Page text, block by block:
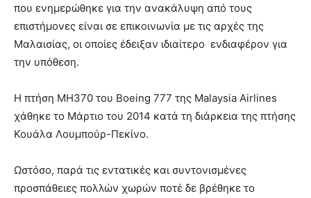
που ενημερώθηκε για την ανακάλυψη από τους
επιστήμονες είναι σε επικοινωνία με τις αρχές της
Μαλαισίας, οι οποίες έδειξαν ιδιαίτερο ενδιαφέρον για
την υπόθεση.
Η πτήση MH370 του Boeing 777 της Malaysia Airlines
χάθηκε το Μάρτιο του 2014 κατά τη διάρκεια της πτήσης
Κουάλα Λουμπούρ-Πεκίνο.
Ωστόσο, παρά τις εντατικές και συντονισμένες
προσπάθειες πολλών χωρών ποτέ δε βρέθηκε το